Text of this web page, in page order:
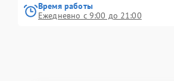
Время работы
Ежедневно с 9:00 до 21:00